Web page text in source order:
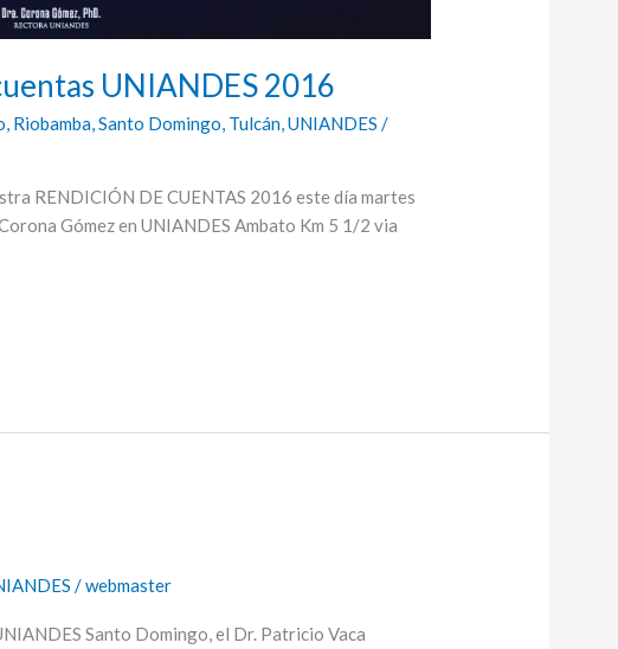
UNIANDES 2016
, Riobamba,Santo Domingo, Tulcán,UNIANDES /
RENDICIÓN DE CUENTAS 2016 este día martes
Gómez en UNIANDES Ambato Km 5 1/2 via
/webmaster
Santo Domingo, el Dr. Patricio Vaca